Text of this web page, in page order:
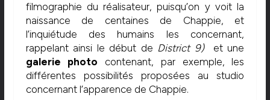
filmographie du réalisateur, puisqu’on y voit la
naissance de centaines de Chappie, et
l’inquiétude des humains les concernant,
rappelant ainsi le début de District 9)et une
galerie photo contenant, par exemple, les
différentes possibilités proposées au studio
concernant l’apparence de Chappie.